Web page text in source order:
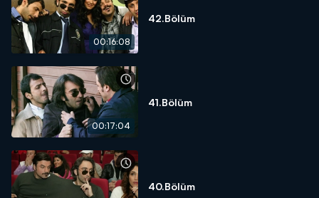
00:16:08
42.Bölüm
00:17:04
41.Bölüm
40.Bölüm